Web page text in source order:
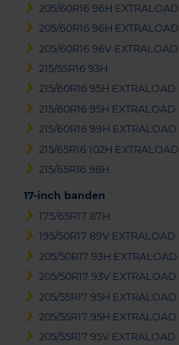
205/60R16 96H EXTRALOAD
205/60R16 96H EXTRALOAD
205/60R16 96V EXTRALOAD
215/55R16 93H
215/60R16 95H EXTRALOAD
215/60R16 95H EXTRALOAD
215/60R16 99H EXTRALOAD
215/65R16 102H EXTRALOAD
215/65R16 98H
17-inch banden
175/65R17 87H
195/50R17 89V EXTRALOAD
205/50R17 93H EXTRALOAD
205/50R17 93V EXTRALOAD
205/55R17 95H EXTRALOAD
205/55R17 95H EXTRALOAD
205/55R17 95V EXTRALOAD